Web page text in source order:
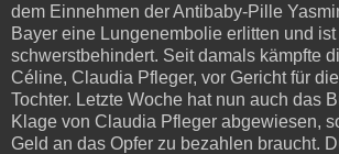
dem Einnehmen der Antibaby-Pille
Bayer eine Lungenembolie erlitten und
schwerstbehindert. Seit damals kämpfte
Céline, Claudia Pfleger, vor Gericht für
Tochter. Letzte Woche hat nun auch das
Klage von Claudia Pfleger abgewiesen,
Geld an das Opfer zu bezahlen braucht.